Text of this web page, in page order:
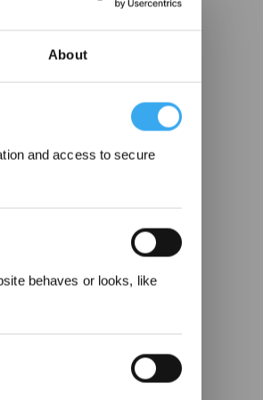
About
and access to secure
behaves or looks, like